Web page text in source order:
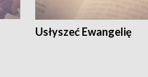
Usłyszeć Ewangelię